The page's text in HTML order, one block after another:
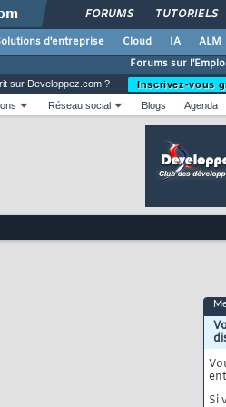
FORUMS TUTORIELS
d'entreprise Cloud IA ALM
Forums sur
sur Developpez.com ?
Inscrivez-vous
Réseau social Blogs Agenda
Si